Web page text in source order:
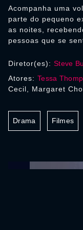
Acompanha uma
parte do pequeno
as noites,
pessoas que se
Diretor(es): Steve
Atores: Tessa
Cecil, Margaret
Drama Filmes